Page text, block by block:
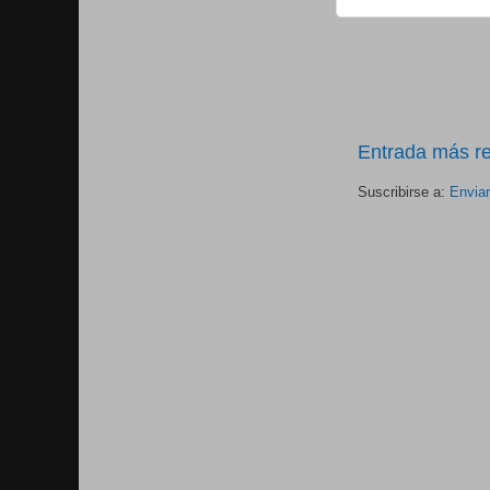
Entrada más
Suscribirse a: